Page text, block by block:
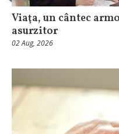
Viaţa, un cântec
asurzitor
02 Aug, 2026